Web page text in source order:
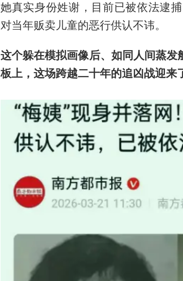
她真实身份姓谢，目前已被依法逮
对当年贩卖儿童的恶行供认不讳。
这个躲在模拟画像后、如同人间蒸发
板上，这场跨越二十年的追凶战迎来